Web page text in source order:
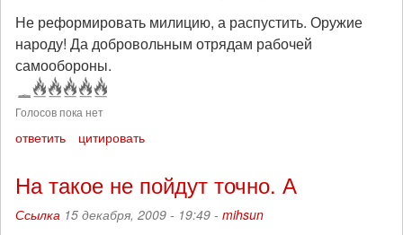
Не реформировать милицию, а распустить. Оружие
народу! Да добровольным отрядам рабочей
самообороны.
Голосов пока нет
ответить цитировать
На такое не пойдут точно. А
Ссылка 15 декабря, 2009 - 19:49 - mihsun